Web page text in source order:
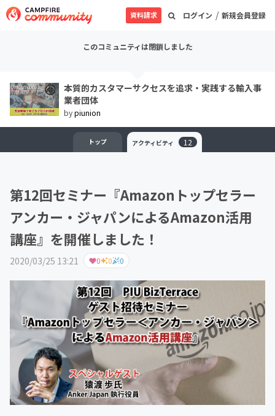
ログイン / 新規会員登録
資料請求
このコミュニティは閉鎖しました
本質的カスタマーサクセスを追求・実践する輸入事
業者団体
bypiunion
トップ アクティビティ 12
第12回セミナー『Amazonトップセラー
アンカー・ジャパンによるAmazon活用
講座』を開催しました！
2020/03/25 13:21 0 0 0